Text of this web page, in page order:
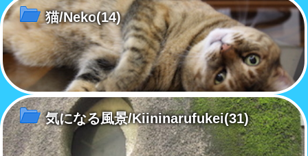
猫/Neko(14)
気になる風景/Kiininarufukei(31)